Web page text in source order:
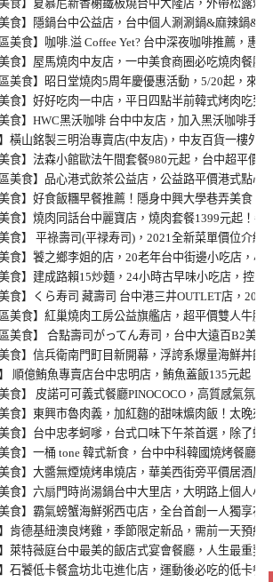
美食】夏慕尼新香榭鐵板燒台中大隆店，外帶松露
美食】隱鍋台中公益店，台中個人涮涮鍋&麻辣鍋&
區美食】咖啡.溢 Coffee Yet? 台中深夜咖啡推薦，
美食】屋馬燒肉中友店，一中美食商圈必吃燒肉餐
區美食】昭日堂燒肉5周年慶優惠活動，5/20起，來
美食】好好吃肉一中店，平日四點半前韓式烤肉吃
美食】HWC黑沃咖啡 台中中友店，加入黑沃咖啡手
】橫山銘製三明治專賣店(中友店)，中友百貨一樓
美食】法森小館歐法午間套餐980元起，台中超平
區美食】品心港式飲茶公益店，公益路平價港式點
美食】好食飯糰早餐推薦！隱身中興大學巷弄美食
美食】燒肉同話台中麗寶店，燒肉套餐1399元起！
美食】 平祿壽司(平禄寿司)，2021全新菜單價位介
美食】饕之鄉李姐的店，20老年台中街邊小吃店，
美食】建成路賴15炒麵，24小時古早味小吃店，控
美食】くら寿司 藏壽司 台中港三井OUTLET店，
區美食】紅巢燒肉工房公益旗艦店，超平價雙人牛
區美食】 合點壽司がってん寿司，台中大遠百B2美
美食】信兵衛南門町目新開幕，浮誇系爆量海鮮丼
】 順億鮪魚專賣店台中忠明店，鮪魚蓋飯135元起
美食】 皮諾可可義式餐廳PINOCOCO，高質感氣氛
美食】東興市魯肉義，加紅麴的甜味爌肉飯！太晚
美食】台中忠孝蚵嗲，台式口味下午茶首選，除了
美食】一桶 tone 韓式新食，台中中科韓國燒烤餐廳
美食】大醬無煙燒烤串燒店，華美西街旁平價居酒
美食】六扇門時尚湯鍋台中大里店，大明路上個人
美食】霸氣螃蟹海鮮粥西屯店，全台首創一人獨享
】肯德基紐澳良烤雞，季節限定新品，需前一天預約
】萊特薇庭台中最美的飯店式宴會餐廳，人生最重
】石饕低卡餐盒坊北屯進化店，運動後必吃的低卡